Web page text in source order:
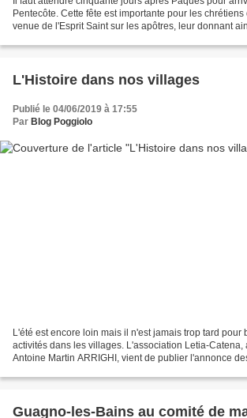
Pentecôte. Cette fête est importante pour les
venue de l'Esprit Saint sur les apôtres, leur donnant
L'Histoire dans nos villages
Publié le 04/06/2019 à 17:55
Par Blog Poggiolo
L'été est encore loin mais il n'est jamais trop tard pour
activités dans les villages. L'association Letia-Catena,
Antoine Martin ARRIGHI, vient de publier l'annonce
Guagno-les-Bains au comité de